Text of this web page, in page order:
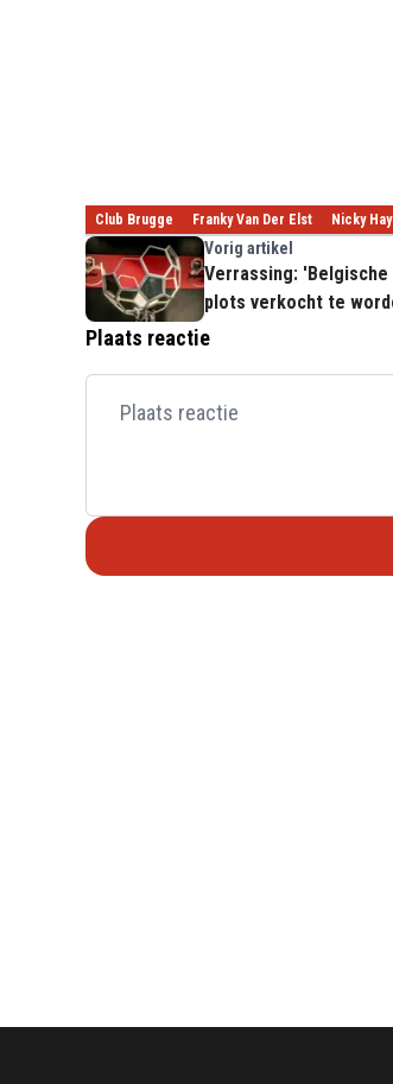
Club Brugge Franky Van Der Elst Nicky
Vorig artikel
Verrassing:
plots verkocht te
Plaats reactie